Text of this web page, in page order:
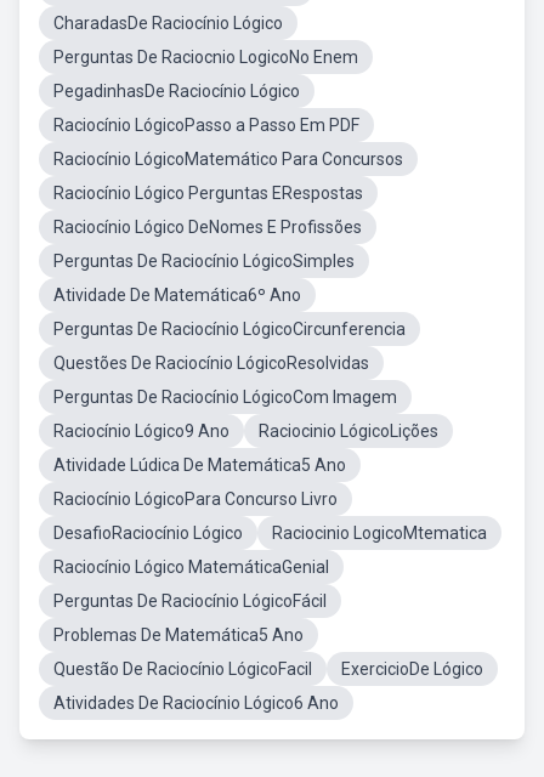
CharadasDe Raciocínio Lógico
Perguntas De Raciocnio LogicoNo Enem
PegadinhasDe Raciocínio Lógico
Raciocínio LógicoPasso a Passo Em PDF
Raciocínio LógicoMatemático Para Concursos
Raciocínio Lógico Perguntas ERespostas
Raciocínio Lógico DeNomes E Profissões
Perguntas De Raciocínio LógicoSimples
Atividade De Matemática6º Ano
Perguntas De Raciocínio LógicoCircunferencia
Questões De Raciocínio LógicoResolvidas
Perguntas De Raciocínio LógicoCom Imagem
Raciocínio Lógico9 Ano
Raciocinio LógicoLições
Atividade Lúdica De Matemática5 Ano
Raciocínio LógicoPara Concurso Livro
DesafioRaciocínio Lógico
Raciocinio LogicoMtematica
Raciocínio Lógico MatemáticaGenial
Perguntas De Raciocínio LógicoFácil
Problemas De Matemática5 Ano
Questão De Raciocínio LógicoFacil
ExercicioDe Lógico
Atividades De Raciocínio Lógico6 Ano